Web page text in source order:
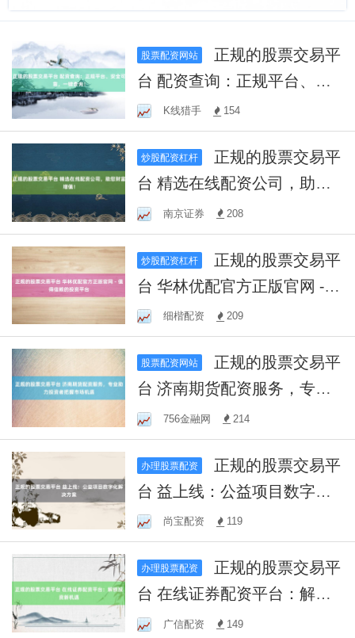
股票配资网站
台 配资查询：正规平台、安
全可靠，一键查询！
K线猎手 154
炒股配资杠杆
台 精选在线配资公司，助您
财富增值！
南京证券 208
炒股配资杠杆
台 华林优配官方正版官网 -
值得信赖的投资平台
细楷配资 209
股票配资网站
台 济南期货配资服务，专业
助力投资者把握市场机遇
756金融网 214
办理股票配资
台 益上线：公益项目数字化
解决方案
尚宝配资 119
办理股票配资
台 在线证券配资平台：解锁
投资新机遇
广信配资 149